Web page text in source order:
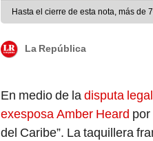
Hasta el cierre de esta nota, más de
La República
En medio de ladisputa
exesposa Amber Heard
del Caribe”. La taquillera